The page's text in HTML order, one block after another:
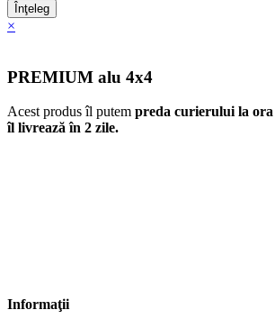
Înţeleg
×
PREMIUM alu 4x4
Acest produs îl putem preda curierului la ora
îl livrează în 2 zile.
Informaţii